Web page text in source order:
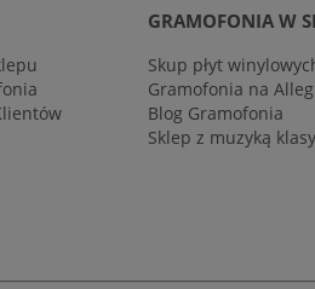
GRAMOFONIA W
Skup płyt
Gramofonia na
Blog Gramofonia
Sklep z muzyką